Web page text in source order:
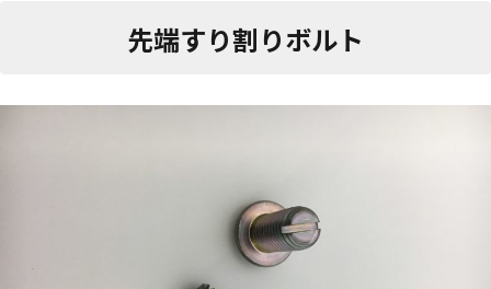
先端すり割りボルト